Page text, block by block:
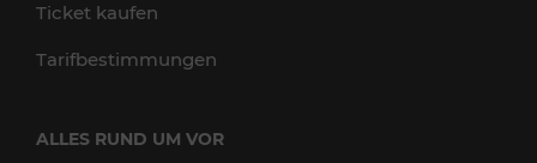
Ticket kaufen
Tarifbestimmungen
ALLES RUND UM VOR